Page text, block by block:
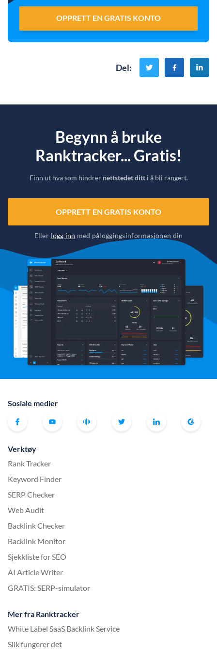
OPPRETT EN GRATIS KONTO
Del:
Begynn å bruke
Ranktracker... Gratis!
Finn ut hva som hindrer nettstedet ditti å bli rangert.
OPPRETT EN GRATIS KONTO
Eller logg inn med påloggingsinformasjonen din
Sosiale medier
Verktøy
Rank Tracker
Keyword Finder
SERP Checker
Web Audit
Backlink Checker
Backlink Monitor
Sjekkliste for SEO
AI Article Writer
GRATIS: SERP-simulator
Mer fra Ranktracker
White Label SaaS Backlink Service
Slik fungerer det